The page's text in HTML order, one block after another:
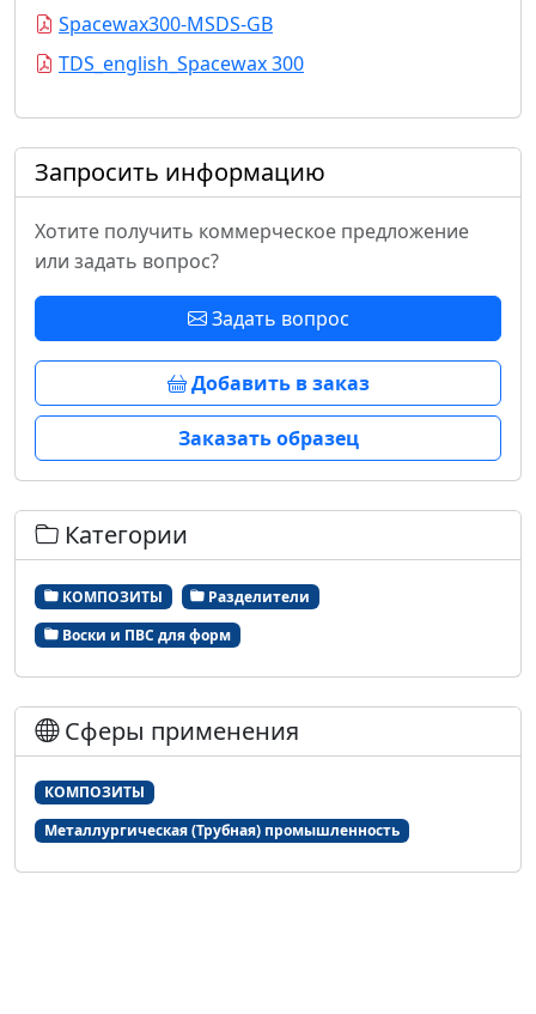
Spacewax300-MSDS-GB
TDS_english_Spacewax 300
Запросить информацию
Хотите получить коммерческое предложение
или задать вопрос?
Задать вопрос
Добавить в заказ
Заказать образец
Категории
КОМПОЗИТЫ
Разделители
Воски и ПВС для форм
Сферы применения
КОМПОЗИТЫ
Металлургическая (Трубная) промышленность